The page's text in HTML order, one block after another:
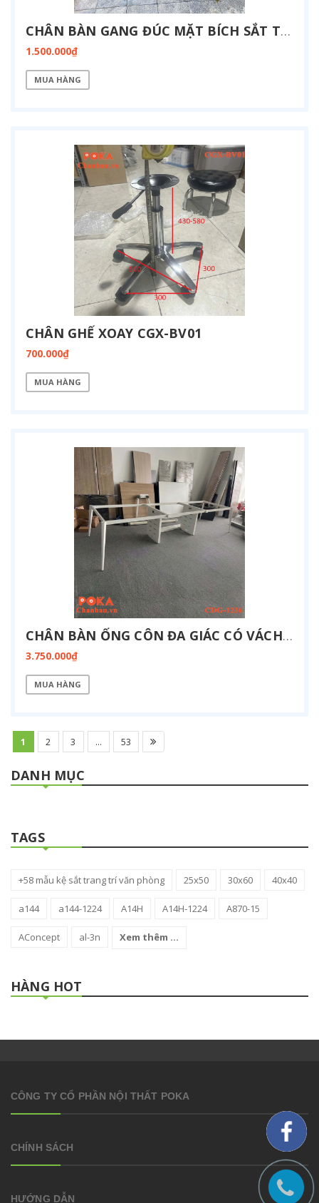
CHÂN BÀN GANG ĐÚC MẶT BÍCH SẮT TRÒN CG-4N-BICH
1.500.000₫
MUA HÀNG
CHÂN GHẾ XOAY CGX-BV01
700.000₫
MUA HÀNG
CHÂN BÀN ỐNG CÔN ĐA GIÁC CÓ VÁCH ĐIỆN 1200X3600MM CDG-1236-BOX
3.750.000₫
MUA HÀNG
1 2 3 ... 53
DANH MỤC
TAGS
+58 mẫu kệ sắt trang trí văn phòng 25x50 30x60 40x40
a144 a144-1224 A14H A14H-1224 A870-15
AConcept al-3n Xem thêm ...
HÀNG HOT
CÔNG TY CỔ PHẦN NỘI THẤT POKA
CHÍNH SÁCH
HƯỚNG DẪN